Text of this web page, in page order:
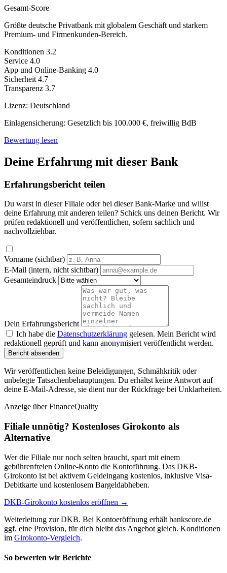
Gesamt-Score
Größte deutsche Privatbank mit globalem Geschäft und starkem
Premium- und Firmenkunden-Bereich.
Konditionen 3.2
Service 4.0
App und Online-Banking 4.0
Sicherheit 4.7
Transparenz 3.7
Lizenz: Deutschland
Einlagensicherung: Gesetzlich bis 100.000 €, freiwillig BdB
Bewertung lesen
Deine Erfahrung mit dieser Bank
Erfahrungsbericht teilen
Du warst in dieser Filiale oder bei dieser Bank-Marke und willst
deine Erfahrung mit anderen teilen? Schick uns deinen Bericht. Wir
prüfen redaktionell und veröffentlichen, sofern sachlich und
nachvollziehbar.
Vorname (sichtbar)
E-Mail (intern, nicht sichtbar)
Gesamteindruck
Dein Erfahrungsbericht
Ich habe die Datenschutzerklärung gelesen. Mein Bericht wird
redaktionell geprüft und kann anonymisiert veröffentlicht werden.
Bericht absenden
Wir veröffentlichen keine Beleidigungen, Schmähkritik oder
unbelegte Tatsachenbehauptungen. Du erhältst keine Antwort auf
deine E-Mail-Adresse, sie dient nur der Rückfrage bei Unklarheiten.
Anzeige über FinanceQuality
Filiale unnötig? Kostenloses Girokonto als
Alternative
Wer die Filiale nur noch selten braucht, spart mit einem
gebührenfreien Online-Konto die Kontoführung. Das DKB-
Girokonto ist bei aktivem Geldeingang kostenlos, inklusive Visa-
Debitkarte und kostenlosem Bargeldabheben.
DKB-Girokonto kostenlos eröffnen →
Weiterleitung zur DKB. Bei Kontoeröffnung erhält bankscore.de
ggf. eine Provision, für dich bleibt das Angebot gleich. Konditionen
im Girokonto-Vergleich.
So bewerten wir Berichte